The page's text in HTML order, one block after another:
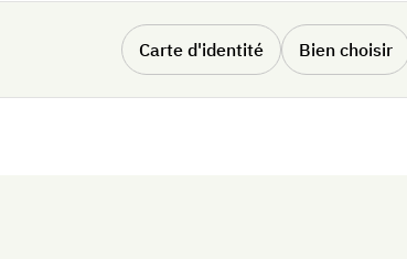
Carte d'identité Bien choisir